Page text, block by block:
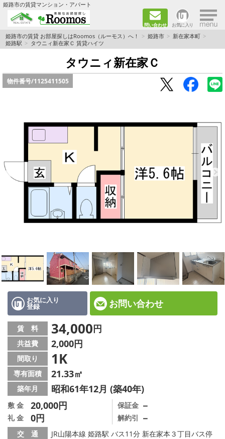
姫路市の賃貸マンション・アパート
問い合わせ お気に入り ×
TOPページ
ファミリー向けの部屋を探す
一人暮らし向けの部屋を探す
カップル向けの部屋を探す
敷金礼金0円の部屋を探す
都市ガス&オール電化の部屋を探す
ネット無料の部屋を探す
☆インターネット無料物件☆
☆敷金·礼金0円物件☆
路線·駅から探す
地域から探す
地図から探す
スタッフ紹介
スタッフ募集中
店舗情報·アクセス
姫路市の賃貸 お部屋探しはRoomos（ルーモス）へ！ 姫路市
新在家本町
姫路駅
タウニィ新在家Ｃ 賃貸ハイツ
タウニィ新在家Ｃ
物件番号/1125411505
お気に入り
登録 お問い合わせ
賃 料 34,000円
共益費 2,000円
間取り 1K
専有面積 21.33㎡
築年月 昭和61年12月 (築40年)
敷 金 20,000円
礼 金 0円
保証金 －
解約引 －
交 通
JR山陽本線 姫路駅 バス11分 新在家本３丁目バス停